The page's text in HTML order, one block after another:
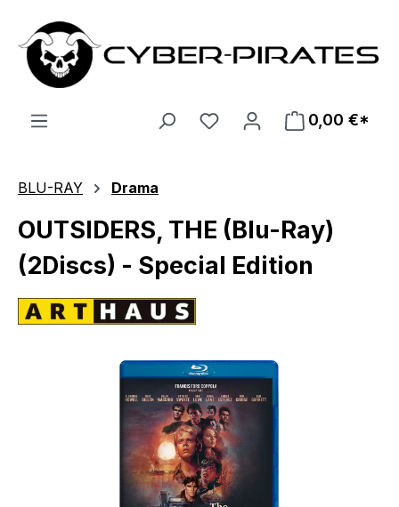
Zum Hauptinhalt springen
0,00 €*
BLU-RAY Drama
OUTSIDERS, THE (Blu-Ray)
(2Discs) - Special Edition
Bildergalerie überspringen